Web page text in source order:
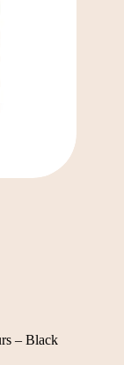
– Black